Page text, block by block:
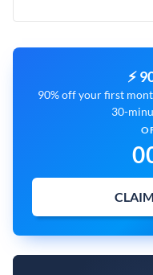
⚡
90% off your first
30-